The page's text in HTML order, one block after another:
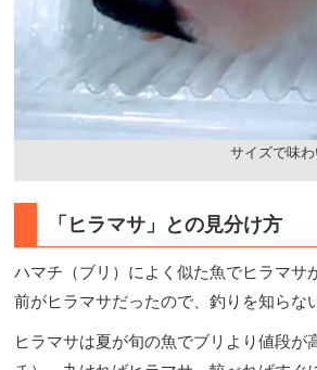
サイズで味
「ヒラマサ」との見分け方
ハマチ（ブリ）によく似た魚でヒラマサ
前がヒラマサだったので、釣りを知らな
ヒラマサは夏が旬の魚でブリより値段